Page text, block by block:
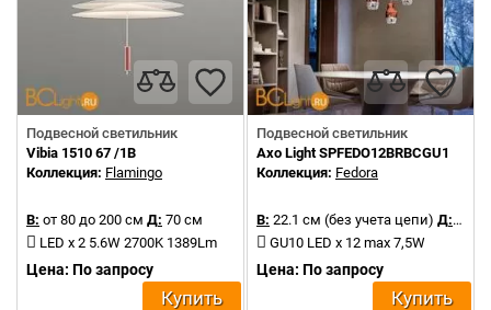
Подвесной светильник
Vibia 1510 67 /1B
Коллекция: Flamingo
В: от 80 до 200 см Д: 70 см
LED x 2 5.6W 2700K 1389Lm
Цена: По запросу
Купить
Подвесной светильник
Axo Light SPFEDO12BRBCGU1
Коллекция: Fedora
В: 22.1 см (без учета цепи) Д:60
GU10 LED x 12 max 7,5W
Цена: По запросу
Купить